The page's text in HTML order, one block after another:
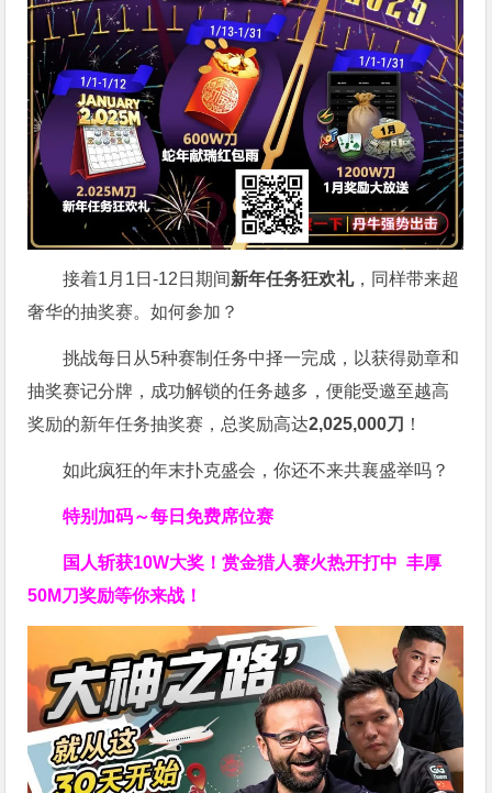
接着1月1日-12日期间新年任务狂欢礼，同样带来超
奢华的抽奖赛。如何参加？
挑战每日从5种赛制任务中择一完成，以获得勋章和
抽奖赛记分牌，成功解锁的任务越多，便能受邀至越高
奖励的新年任务抽奖赛，总奖励高达2,025,000刀 ！
如此疯狂的年末扑克盛会，你还不来共襄盛举吗？
特别加码～每日免费席位赛
国人斩获10W大奖！赏金猎人赛火热开打中 丰厚
50M刀奖励等你来战！